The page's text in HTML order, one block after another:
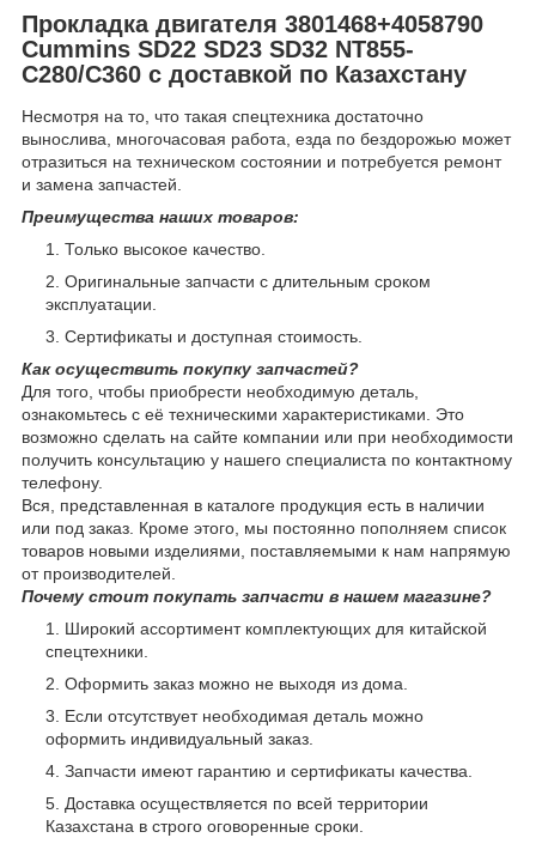
Прокладка двигателя 3801468+4058790
Cummins SD22 SD23 SD32 NT855-
C280/C360 с доставкой по Казахстану
Несмотря на то, что такая спецтехника достаточно
вынослива, многочасовая работа, езда по бездорожью может
отразиться на техническом состоянии и потребуется ремонт
и замена запчастей.
Преимущества наших товаров:
Только высокое качество.
Оригинальные запчасти с длительным сроком
эксплуатации.
Сертификаты и доступная стоимость.
Как осуществить покупку запчастей?
Для того, чтобы приобрести необходимую деталь,
ознакомьтесь с её техническими характеристиками. Это
возможно сделать на сайте компании или при необходимости
получить консультацию у нашего специалиста по контактному
телефону.
Вся, представленная в каталоге продукция есть в наличии
или под заказ. Кроме этого, мы постоянно пополняем список
товаров новыми изделиями, поставляемыми к нам напрямую
от производителей.
Почему стоит покупать запчасти в нашем магазине?
Широкий ассортимент комплектующих для китайской
спецтехники.
Оформить заказ можно не выходя из дома.
Если отсутствует необходимая деталь можно
оформить индивидуальный заказ.
Запчасти имеют гарантию и сертификаты качества.
Доставка осуществляется по всей территории
Казахстана в строго оговоренные сроки.